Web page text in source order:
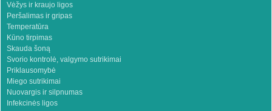
Vėžys ir kraujo ligos
Peršalimas ir gripas
Temperatūra
Kūno tirpimas
Skauda šoną
Svorio kontrolė, valgymo sutrikimai
Priklausomybė
Miego sutrikimai
Nuovargis ir silpnumas
Infekcinės ligos